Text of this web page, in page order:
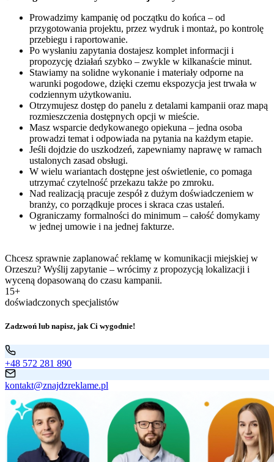
Prowadzimy kampanię od początku do końca – od
przygotowania projektu, przez wydruk i montaż, po kontrolę
przebiegu i raportowanie.
Po wysłaniu zapytania dostajesz komplet informacji i
propozycję działań szybko – zwykle w kilkanaście minut.
Stawiamy na solidne wykonanie i materiały odporne na
warunki pogodowe, dzięki czemu ekspozycja jest trwała w
codziennym użytkowaniu.
Otrzymujesz dostęp do panelu z detalami kampanii oraz mapą
rozmieszczenia dostępnych opcji w mieście.
Masz wsparcie dedykowanego opiekuna – jedna osoba
prowadzi temat i odpowiada na pytania na każdym etapie.
Jeśli dojdzie do uszkodzeń, zapewniamy naprawę w ramach
ustalonych zasad obsługi.
W wielu wariantach dostępne jest oświetlenie, co pomaga
utrzymać czytelność przekazu także po zmroku.
Nad realizacją pracuje zespół z dużym doświadczeniem w
branży, co porządkuje proces i skraca czas ustaleń.
Ograniczamy formalności do minimum – całość domykamy
w jednej umowie i na jednej fakturze.
Chcesz sprawnie zaplanować reklamę w komunikacji miejskiej w
Orzeszu? Wyślij zapytanie – wrócimy z propozycją lokalizacji i
wyceną dopasowaną do czasu kampanii.
15+
doświadczonych specjalistów
Zadzwoń lub napisz, jak Ci wygodnie!
+48 572 281 890
kontakt@znajdzreklame.pl